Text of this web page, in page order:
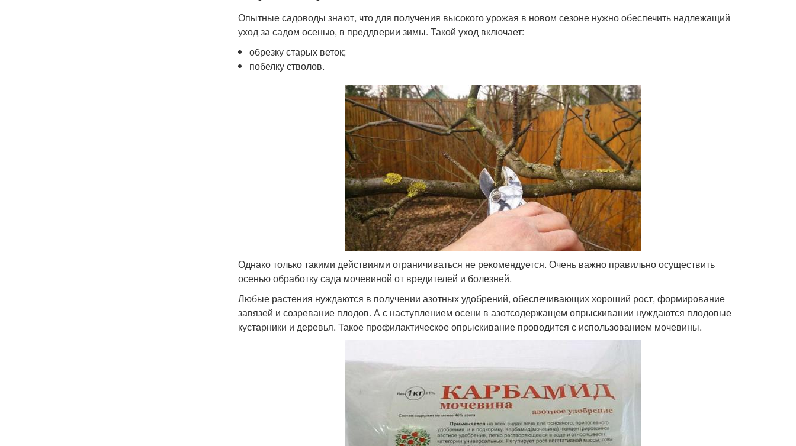
Опытные садоводы знают, что для получения высокого урожая в новом сезоне нужно обеспечить надлежащий
уход за садом осенью, в преддверии зимы. Такой уход включает:
обрезку старых веток;
побелку стволов.
Однако только такими действиями ограничиваться не рекомендуется. Очень важно правильно осуществить
осенью обработку сада мочевиной от вредителей и болезней.
Любые растения нуждаются в получении азотных удобрений, обеспечивающих хороший рост, формирование
завязей и созревание плодов. А с наступлением осени в азотсодержащем опрыскивании нуждаются плодовые
кустарники и деревья. Такое профилактическое опрыскивание проводится с использованием мочевины.